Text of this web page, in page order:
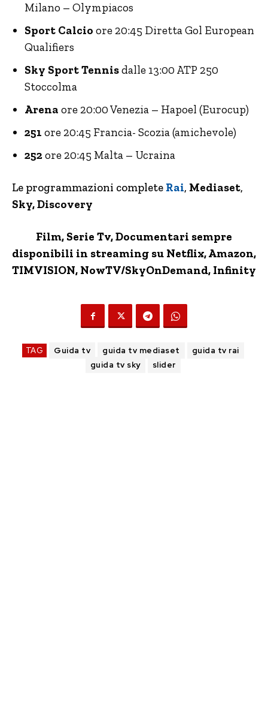
Milano – Olympiacos
Sport Calcio ore 20:45 Diretta Gol European
Qualifiers
Sky Sport Tennisdalle 13:00 ATP 250
Stoccolma
Arena ore 20:00 Venezia – Hapoel (Eurocup)
251 ore 20:45 Francia- Scozia (amichevole)
252ore 20:45 Malta – Ucraina
Le programmazioni complete Rai, Mediaset,
Sky, Discovery
Film, Serie Tv, Documentari sempre
disponibili in streaming su Netflix,Amazon,
TIMVISION, NowTV/SkyOnDemand, Infinity
TAG Guida tv guida tv mediaset
guida tv rai
guida tv sky
slider